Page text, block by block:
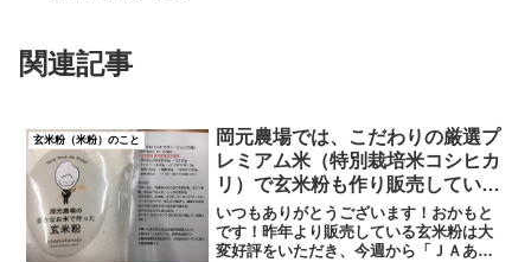
関連記事
玄米粉（米粉）のこと
岡元農場では、こだわりの厳選プ
レミアム米（特別栽培米コシヒカ
リ）で玄米粉も作り販売していま
す！
いつもありがとうございます！おかもと
です！昨年より販売している玄米粉は大
変好評をいただき、今週から「ＪＡあぐ